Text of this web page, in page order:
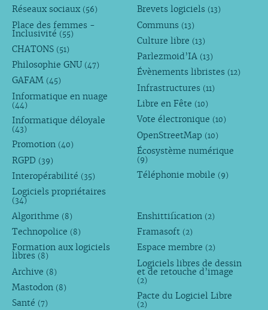
Réseaux sociaux (56)
Place des femmes -
Inclusivité (55)
CHATONS (51)
Philosophie GNU (47)
GAFAM (45)
Informatique en nuage
(44)
Informatique déloyale
(43)
Promotion (40)
RGPD (39)
Interopérabilité (35)
Logiciels propriétaires
(34)
Brevets logiciels (13)
Communs (13)
Culture libre (13)
Parlezmoid’IA (13)
Évènements libristes (12)
Infrastructures (11)
Libre en Fête (10)
Vote électronique (10)
OpenStreetMap (10)
Écosystème numérique
(9)
Téléphonie mobile (9)
Algorithme (8)
Technopolice (8)
Formation aux logiciels
libres (8)
Archive (8)
Mastodon (8)
Santé (7)
Enshittification (2)
Framasoft (2)
Espace membre (2)
Logiciels libres de dessin
et de retouche d’image
(2)
Pacte du Logiciel Libre
(2)